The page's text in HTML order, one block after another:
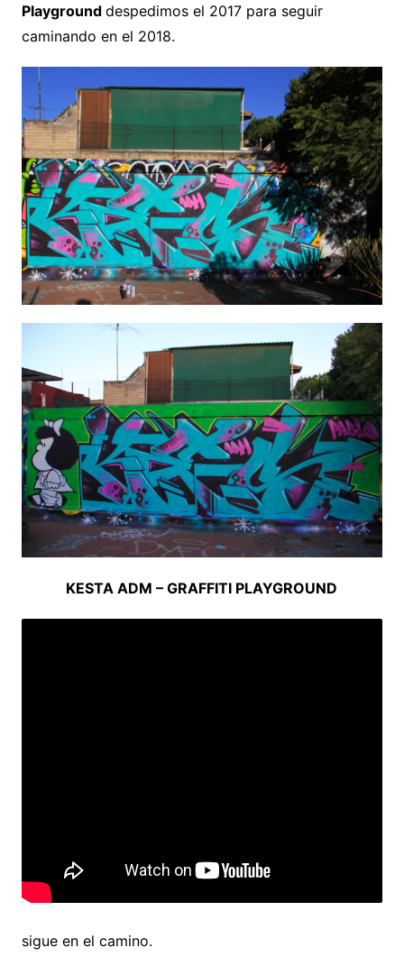
Playground despedimos el 2017 para seguir
caminando en el 2018.
KESTA ADM – GRAFFITI PLAYGROUND
sigue en el camino.